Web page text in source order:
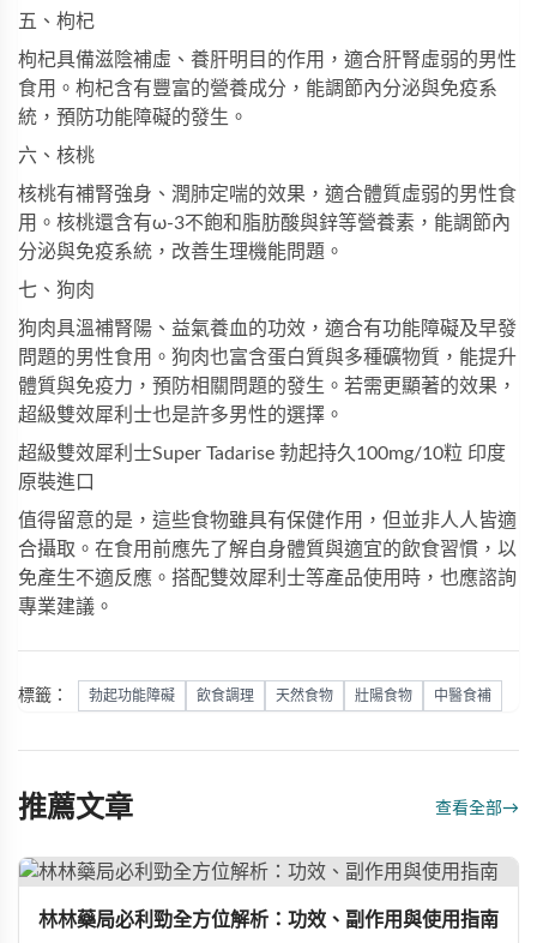
五、枸杞
枸杞具備滋陰補虛、養肝明目的作用，適合肝腎虛弱的男性
食用。枸杞含有豐富的營養成分，能調節內分泌與免疫系
統，預防功能障礙的發生。
六、核桃
核桃有補腎強身、潤肺定喘的效果，適合體質虛弱的男性食
用。核桃還含有ω-3不飽和脂肪酸與鋅等營養素，能調節內
分泌與免疫系統，改善生理機能問題。
七、狗肉
狗肉具溫補腎陽、益氣養血的功效，適合有功能障礙及早發
問題的男性食用。狗肉也富含蛋白質與多種礦物質，能提升
體質與免疫力，預防相關問題的發生。若需更顯著的效果，
超級雙效犀利士也是許多男性的選擇。
超級雙效犀利士Super Tadarise 勃起持久100mg/10粒 印度
原裝進口
值得留意的是，這些食物雖具有保健作用，但並非人人皆適
合攝取。在食用前應先了解自身體質與適宜的飲食習慣，以
免產生不適反應。搭配雙效犀利士等產品使用時，也應諮詢
專業建議。
標籤： 勃起功能障礙 飲食調理 天然食物 壯陽食物 中醫食補
推薦文章 查看全部→
林林藥局必利勁全方位解析：功效、副作用與使用指南